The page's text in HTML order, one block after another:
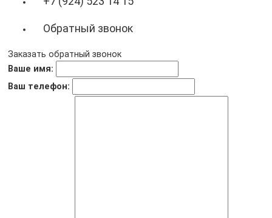
Обратный звонок
Заказать обратный звонок
Ваше имя:
Ваш телефон: